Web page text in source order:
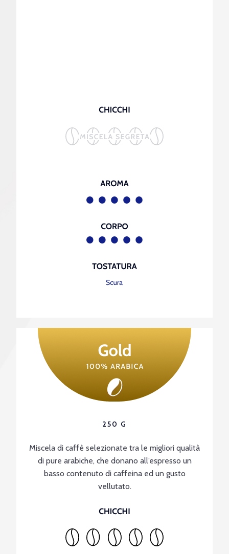
250 G
Miscela di caffè selezionate tra le migliori qualità
di pure arabiche, che donano all’espresso un
basso contenuto di caffeina ed un gusto
vellutato.